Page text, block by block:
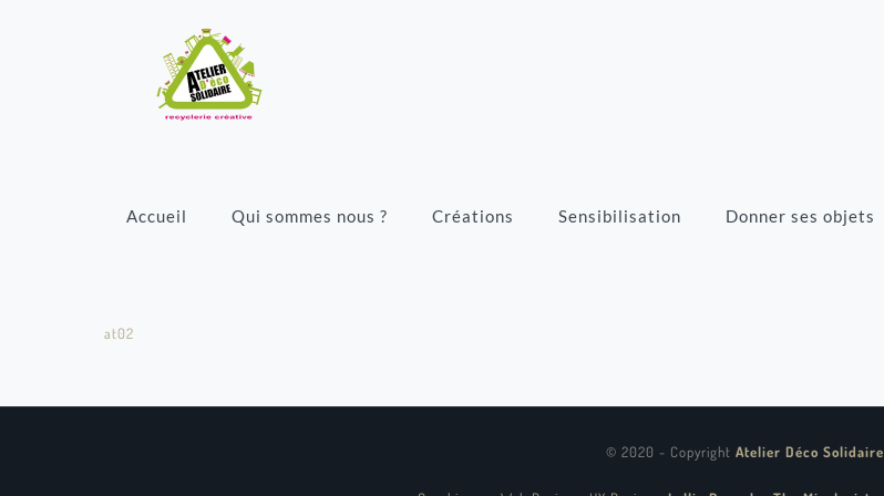
Accueil Qui sommes nous ? Créations Sensibilisation Donner ses objets
at02
© 2020 - Copyright Atelier Déco Solidaire